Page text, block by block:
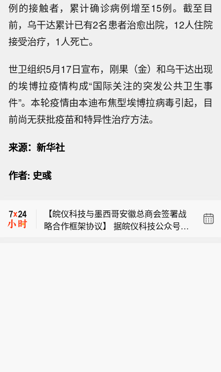
例的接触者，累计确诊病例增至15例。截至目
前，乌干达累计已有2名患者治愈出院，12人住院
接受治疗，1人死亡。
世卫组织5月17日宣布，刚果（金）和乌干达出现
的埃博拉疫情构成“国际关注的突发公共卫生事
件”。本轮疫情由本迪布焦型埃博拉病毒引起，目
前尚无获批疫苗和特异性治疗方法。
来源：新华社
作者: 史彧CSA集团北美认证】据道通科技消息，
书。道通旗下智慧能源业务（道通能源/
Autel Energy）新一代直流快充解决方
【皖仪科技与墨西哥安徽总商会签署战
略合作框架协议】 据皖仪科技公众号消